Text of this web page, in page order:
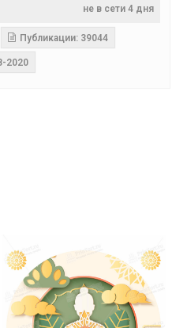
не в сети 4 дня
Публикации: 39044
2020